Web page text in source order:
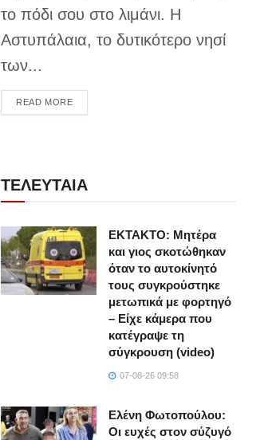
το πόδι σου στο λιμάνι. Η
Αστυπάλαια, το δυτικότερο νησί
των...
READ MOREDETAILS
ΤΕΛΕΥΤΑΙΑ
ΕΚΤΑΚΤΟ: Μητέρα
και γιος σκοτώθηκαν
όταν το αυτοκίνητό
τους συγκρούστηκε
μετωπικά με φορτηγό
– Είχε κάμερα που
κατέγραψε τη
σύγκρουση (video)
07-08-26 09:58
Ελένη Φωτοπούλου:
Οι ευχές στον σύζυγό